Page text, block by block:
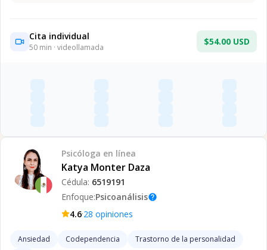
Cita individual
50 min · videollamada
$54.00 USD
Psicóloga en línea
Katya Monter Daza
Cédula: 6519191
Enfoque:Psicoanálisishelp
4.6·28 opiniones
Ansiedad Codependencia
Trastorno de la personalidad